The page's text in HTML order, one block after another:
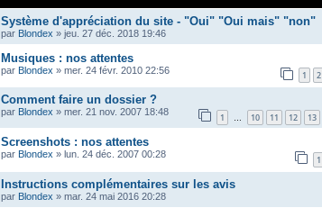
Système d'appréciation du site - "Oui" "Oui mais" "non"
par Blondex » jeu. 27 déc. 2018 19:46
Musiques : nos attentes
par Blondex » mer. 24 févr. 2010 22:56 1 2
Comment faire un dossier ?
par Blondex » mer. 21 nov. 2007 18:48 1 … 10 11 12 13
Screenshots : nos attentes
par Blondex » lun. 24 déc. 2007 00:28 1
Instructions complémentaires sur les avis
par Blondex » mar. 24 mai 2016 20:28